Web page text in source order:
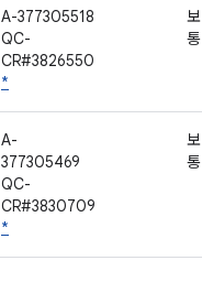
A-377305518
QC-
CR#3826550
*
보
통
A-
377305469
QC-
CR#3830709
*
보
통